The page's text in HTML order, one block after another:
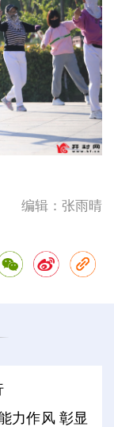
编辑：张雨晴
力作风 彰显